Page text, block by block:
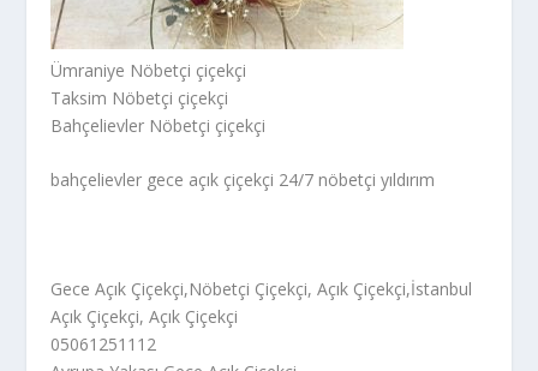
Ümraniye Nöbetçi çiçekçi
Taksim Nöbetçi çiçekçi
Bahçelievler Nöbetçi çiçekçi
bahçelievler gece açık çiçekçi 24/7 nöbetçi yıldırım
Gece Açık Çiçekçi,Nöbetçi Çiçekçi, Açık Çiçekçi,İstanbul
Açık Çiçekçi, Açık Çiçekçi
05061251112